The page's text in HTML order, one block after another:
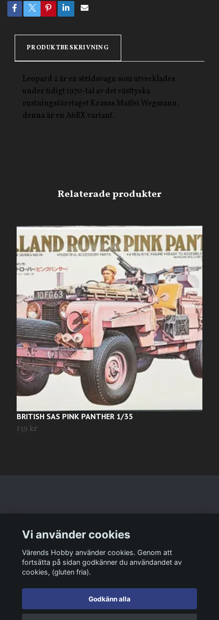
PRODUKTBESKRIVNING
Leopard 2 är en stridsvagn som utvecklades
under tidigt 1970-tal av det västtyska
rustningsföretaget Krauss Maffei Wegmann,
denna är en A6EX variant.
BRITISH SAS PINK PANTHER 1/35
139 kr
Sociala medier
Vi använder cookies
Värends Hobby använder cookies. Genom att
fortsätta på sidan godkänner du användandet av
cookies, (gluten fria).
Godkänn alla